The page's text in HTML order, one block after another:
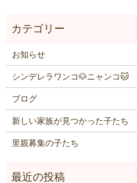
お知らせ
シンデレラワンコ🐶ニャンコ🐱
ブログ
新しい家族が見つかった子たち
里親募集の子たち